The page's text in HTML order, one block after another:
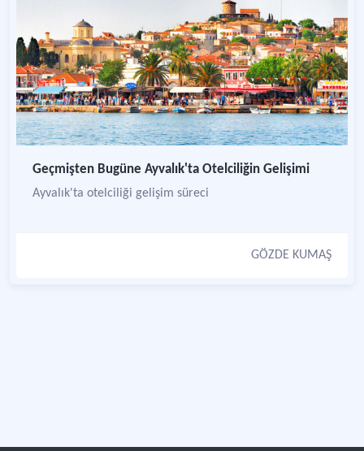
Geçmişten Bugüne Ayvalık'ta Otelciliğin Gelişimi
Ayvalık'ta otelciliği gelişim süreci
GÖZDE KUMAŞ